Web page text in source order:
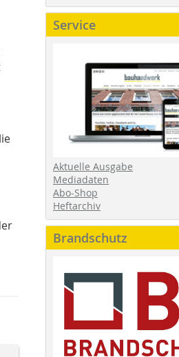
Service
Aktuelle Ausgabe
Mediadaten
Abo-Shop
Heftarchiv
Brandschutz